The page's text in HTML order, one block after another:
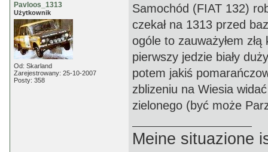
Pavloos_1313
Użytkownik
Od: Skarland
Zarejestrowany: 25-10-2007
Posty: 358
Samochód (FIAT 132)
czekał na 1313 przed
ogóle to zauważyłem
pierwszy jedzie biały
potem jakiś
zblizeniu na Wiesia
zielonego (być może
Meine situazione